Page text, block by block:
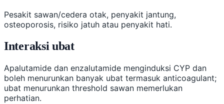
Pesakit sawan/cedera otak, penyakit jantung,
osteoporosis, risiko jatuh atau penyakit hati.
Interaksi ubat
Apalutamide dan enzalutamide menginduksi CYP dan
boleh menurunkan banyak ubat termasuk anticoagulant;
ubat menurunkan threshold sawan memerlukan
perhatian.